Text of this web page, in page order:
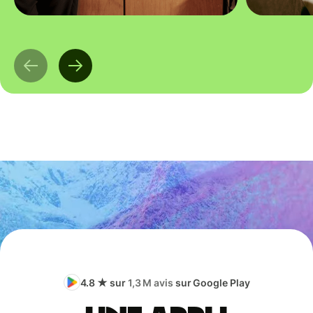
4.8 ★ sur1,3 M avis sur Google Play